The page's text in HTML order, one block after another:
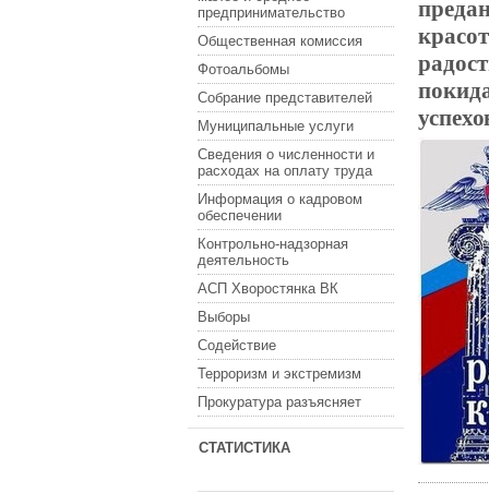
предпринимательство
Общественная комиссия
Фотоальбомы
Собрание представителей
Муниципальные услуги
Сведения о численности и
расходах на оплату труда
Информация о кадровом
обеспечении
Контрольно-надзорная
деятельность
АСП Хворостянка ВК
Выборы
Содействие
Терроризм и экстремизм
Прокуратура разъясняет
СТАТИСТИКА